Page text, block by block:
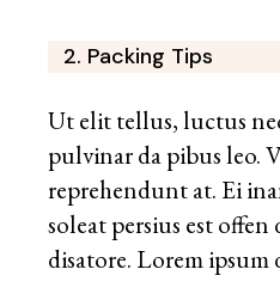
2. Packing Tips
Ut elit tellus, luctus
pulvinar da pibus leo.
reprehendunt at. Ei
soleat persius est
disatore. Lorem ipsum